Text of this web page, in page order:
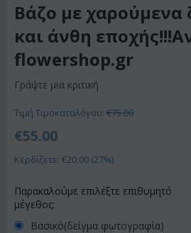
Βάζο με χαρούμενα
και άνθη
flowershop.gr
Γράψτε μια κριτική
Τιμή Τιμοκαταλόγου: €75.00
€55.00
Κερδίζετε: €20.00 (27%)
Παρακαλούμε επιλέξτε επιθυμητό
μέγεθος:
Βασικό(δείγμα φωτογραφία)